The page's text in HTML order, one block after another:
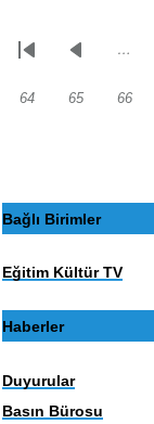
Sayfalama
İlk
Önceki…
Sayfa
64 Sayfa
65 Sayfa
66
Bağlı Birimler
Eğitim Kültür TV
Haberler
Duyurular
Basın Bürosu